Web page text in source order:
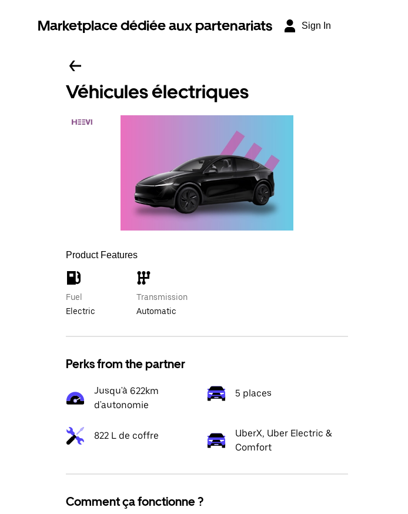
Marketplace dédiée aux partenariats Sign In
Véhicules électriques
Product Features
Fuel
Electric
Transmission
Automatic
Perks from the partner
Jusqu'à 622km
d'autonomie
5 places
822 L de coffre
UberX, Uber Electric &
Comfort
Comment ça fonctionne ?